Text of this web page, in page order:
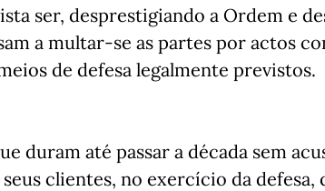
ser, desprestigiando a Ordem e
a multar-se as partes por actos
de defesa legalmente previstos.
duram até passar a década sem
seus clientes, no exercício da